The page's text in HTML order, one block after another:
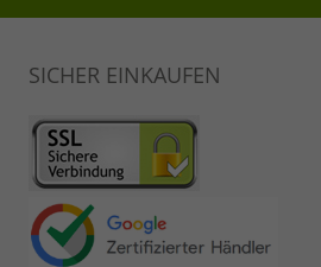
SICHER EINKAUFEN